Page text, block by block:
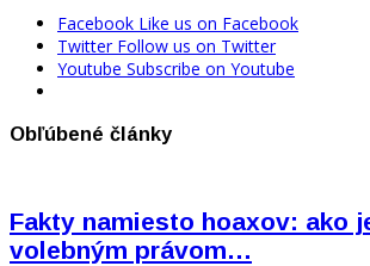
Facebook Like us on Facebook
Twitter Follow us on Twitter
Youtube Subscribe on Youtube
Obľúbené články
Fakty namiesto hoaxov: ako
volebným právom…